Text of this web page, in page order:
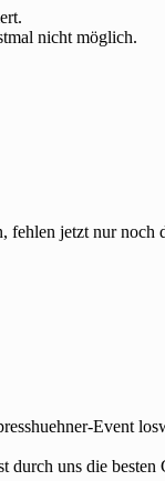
nicht möglich.
fehlen jetzt nur noch
Event
uns die